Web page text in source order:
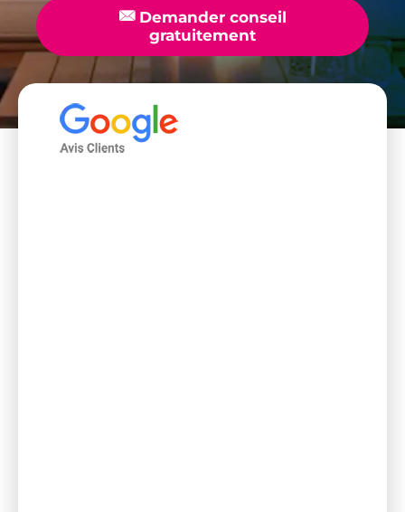
📧Demander conseil
gratuitement